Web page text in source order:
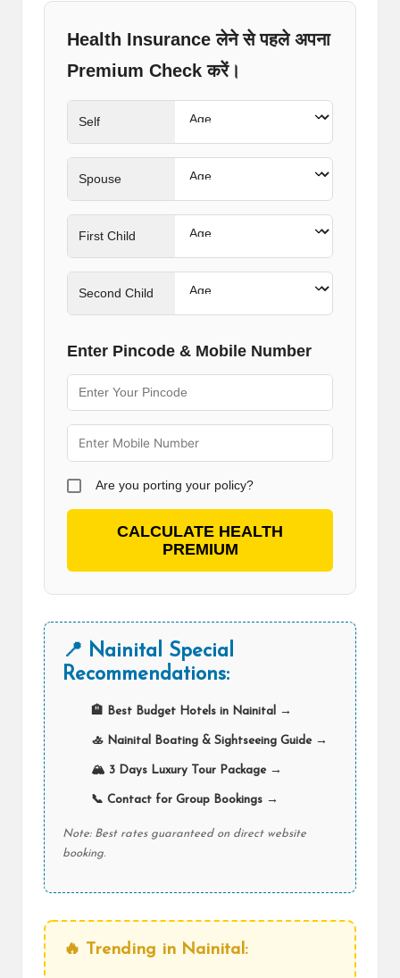
Health Insurance लेने से पहले अपना
Premium Check करें।
Self
Spouse
First Child
Second Child
Enter Pincode & Mobile Number
Are you porting your policy?
CALCULATE HEALTH
PREMIUM
📍 Nainital Special
Recommendations:
🏨 Best Budget Hotels in Nainital →
🚣 Nainital Boating & Sightseeing Guide →
🏔️ 3 Days Luxury Tour Package →
📞 Contact for Group Bookings →
Note: Best rates guaranteed on direct website
booking.
🔥 Trending in Nainital: